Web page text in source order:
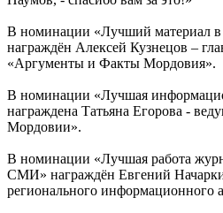
В номинации «Лучший материал
награждён Алексей Кузнецов –
«Аргументы и Факты Мордовия».
В номинации «Лучшая
награждена Татьяна Егорова -
Мордовии».
В номинации «Лучшая работа
СМИ» награждён Евгений
регионального информационного